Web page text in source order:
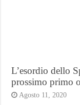
L’esordio dello
prossimo primo
Agosto 11, 2020